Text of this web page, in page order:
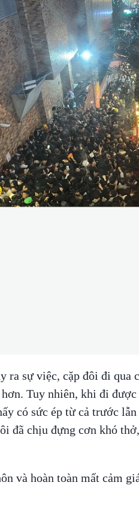
ra sự việc, cặp đôi đi qua
Tuy nhiên, khi đi
có sức ép từ cả trước
đã chịu đựng cơn khó
và hoàn toàn mất cảm